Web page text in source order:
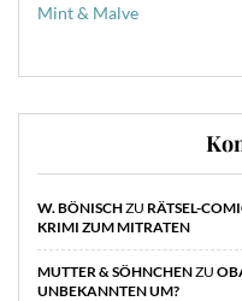
Mint & Malve
W. BÖNISCHZU RÄTSEL-
KRIMI ZUM MITRATEN
MUTTER & SÖHNCHENZU
UNBEKANNTEN UM?